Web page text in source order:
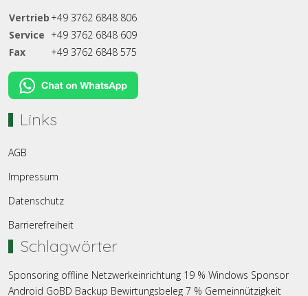
Vertrieb +49 3762 6848 806
Service +49 3762 6848 609
Fax
+49 3762 6848 575
Links
AGB
Impressum
Datenschutz
Barrierefreiheit
Schlagwörter
Sponsoring offline Netzwerkeinrichtung 19 % Windows Sponsor
Android GoBD Backup Bewirtungsbeleg 7 % Gemeinnützigkeit